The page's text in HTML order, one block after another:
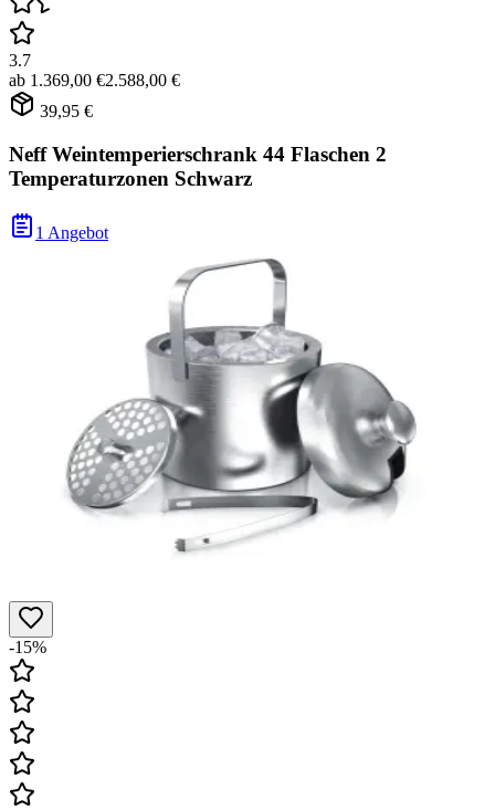
3.7
ab 1.369,00 €2.588,00 €
39,95 €
Neff Weintemperierschrank 44 Flaschen 2
Temperaturzonen Schwarz
1 Angebot
-15%